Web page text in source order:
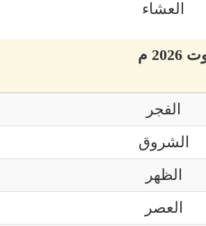
العشاء
الفجر
الشروق
الظهر
العصر